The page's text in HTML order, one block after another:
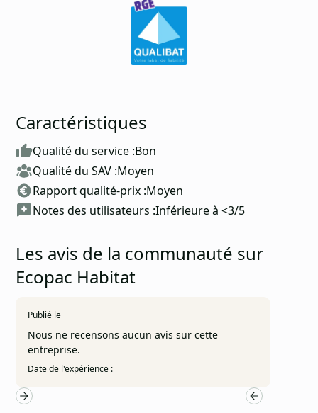
Caractéristiques
Qualité du service :Bon
Qualité du SAV :Moyen
Rapport qualité-prix :Moyen
Notes des utilisateurs :Inférieure à <3/5
Les avis de la communauté sur
Ecopac Habitat
Publié le
Nous ne recensons aucun avis sur cette
entreprise.
Date de l'expérience :